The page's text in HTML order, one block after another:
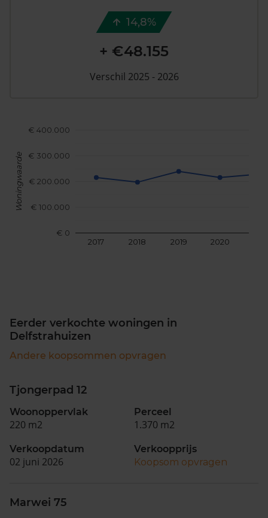
2017 2018 2019 2020
€ 0
€ 100.000
€ 200.000
€ 300.000
€ 400.000
Woningwaarde
14,8%
+ €48.155
Verschil 2025 - 2026
Eerder verkochte woningen in
Delfstrahuizen
Andere koopsommen opvragen
Tjongerpad 12
Woonoppervlak
220 m2
Perceel
1.370 m2
Verkoopdatum
02 juni 2026
Verkoopprijs
Koopsom opvragen
Marwei 75